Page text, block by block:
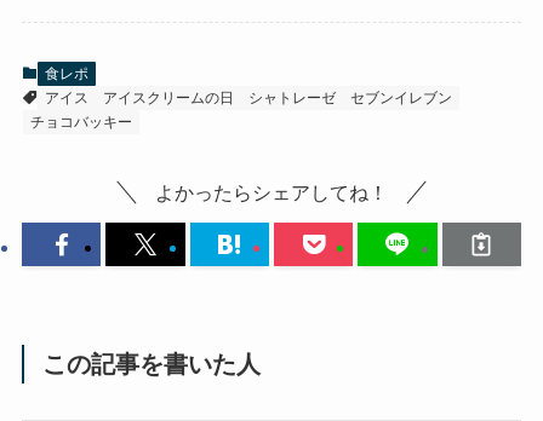
食レポ
アイス
アイスクリームの日 シャトレーゼ
セブンイレブン
チョコバッキー
よかったらシェアしてね！
この記事を書いた人